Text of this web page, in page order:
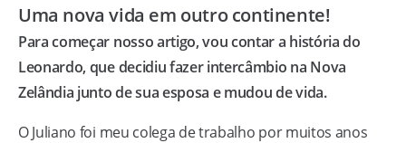
Uma nova vida em outro continente!
Para começar nosso artigo, vou contar a história do
Leonardo, que decidiu fazer intercâmbio na Nova
Zelândia junto de sua esposa e mudou de vida.
O Juliano foi meu colega de trabalho por muitos anos